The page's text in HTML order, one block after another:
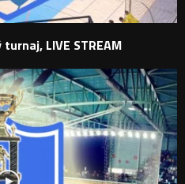
LIVE STREAM